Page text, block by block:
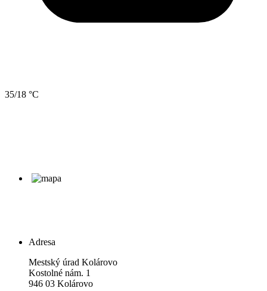
35/18 °C
Adresa
Mestský úrad Kolárovo
Kostolné nám. 1
946 03 Kolárovo